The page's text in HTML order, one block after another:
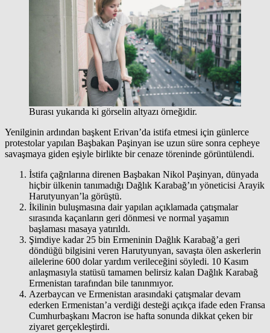
Burası yukarıda ki görselin altyazı örneğidir.
Yenilginin ardından başkent Erivan’da istifa etmesi için günlerce
protestolar yapılan Başbakan Paşinyan ise uzun süre sonra cepheye
savaşmaya giden eşiyle birlikte bir cenaze töreninde görüntülendi.
İstifa çağrılarına direnen Başbakan Nikol Paşinyan, dünyada
hiçbir ülkenin tanımadığı Dağlık Karabağ’ın yöneticisi Arayik
Harutyunyan’la görüştü.
İkilinin buluşmasına dair yapılan açıklamada çatışmalar
sırasında kaçanların geri dönmesi ve normal yaşamın
başlaması masaya yatırıldı.
Şimdiye kadar 25 bin Ermeninin Dağlık Karabağ’a geri
döndüğü bilgisini veren Harutyunyan, savaşta ölen askerlerin
ailelerine 600 dolar yardım verileceğini söyledi. 10 Kasım
anlaşmasıyla statüsü tamamen belirsiz kalan Dağlık Karabağ
Ermenistan tarafından bile tanınmıyor.
Azerbaycan ve Ermenistan arasındaki çatışmalar devam
ederken Ermenistan’a verdiği desteği açıkça ifade eden Fransa
Cumhurbaşkanı Macron ise hafta sonunda dikkat çeken bir
ziyaret gerçekleştirdi.